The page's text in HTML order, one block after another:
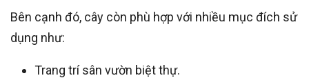
Bên cạnh đó, cây còn phù hợp với nhiều mục đích sử
dụng như:
Trang trí sân vườn biệt thự.